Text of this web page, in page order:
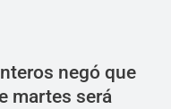
negó que
martes será